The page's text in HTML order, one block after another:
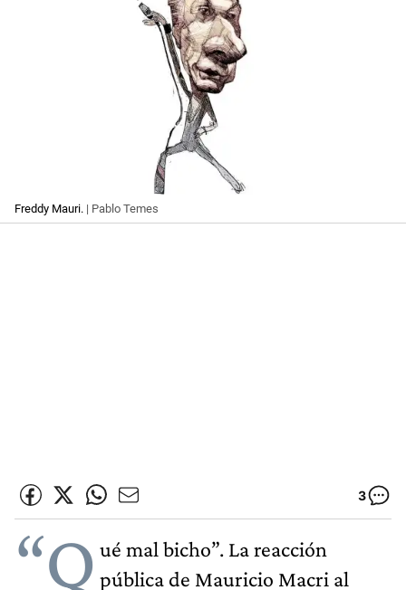
Freddy Mauri. | Pablo Temes
3
“Q ué mal bicho”. La reacción
pública de Mauricio Macri al